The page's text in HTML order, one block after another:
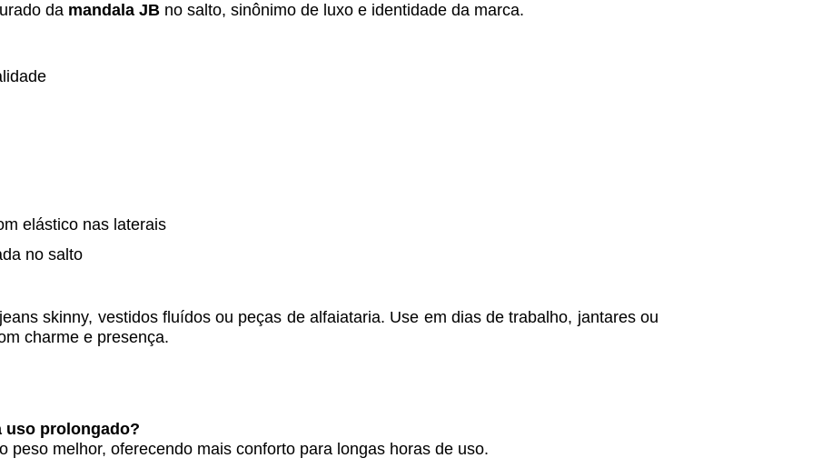
da mandala JB no salto, sinônimo de luxo e identidade da marca.
elástico nas laterais
no salto
skinny, vestidos fluídos ou peças de alfaiataria. Use em dias de trabalho, jantares ou
charme e presença.
uso prolongado?
peso melhor, oferecendo mais conforto para longas horas de uso.